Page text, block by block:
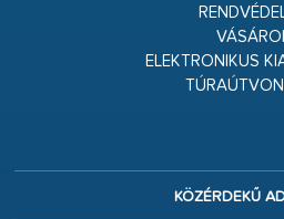
ELEKTRONIKUS
KÖZÉRDEKŰ